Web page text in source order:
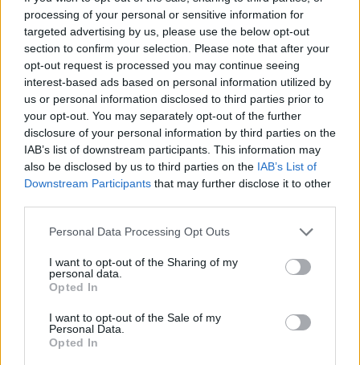
processing of your personal or sensitive information for
targeted advertising by us, please use the below opt-out
section to confirm your selection. Please note that after your
opt-out request is processed you may continue seeing
interest-based ads based on personal information utilized by
us or personal information disclosed to third parties prior to
your opt-out. You may separately opt-out of the further
disclosure of your personal information by third parties on the
IAB’s list of downstream participants. This information may
also be disclosed by us to third parties on the IAB’s List of
Downstream Participants that may further disclose it to other
Personal Data Processing Opt Outs
I want to opt-out of the Sharing of my
personal data.
Opted In
I want to opt-out of the Sale of my
Personal Data.
Opted In
ΕΛΛΆΔΑ
Στο 11,2% μειώθηκε η
ανεργία το β’ τρίμηνο
εφέτος
ΕΛΛΆΔΑ
Απεργία ΠΝΟ –
ΠΕΝΕΝ: Δεμένα τα
πλοία στα λιμάνια
Ούρσουλα φον ντερ
Λάιεν: Μπορούν να
Δικαίωση του δήμου